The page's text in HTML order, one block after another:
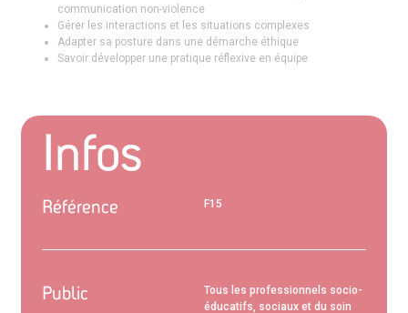
communication non-violence
Gérer les interactions et les situations complexes
Adapter sa posture dans une démarche éthique
Savoir développer une pratique réflexive en équipe
Infos
Référence F15
Public
Tous les professionnels socio-
éducatifs, sociaux et du soin